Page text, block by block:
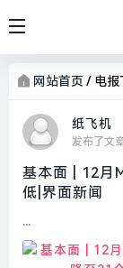
网站首页 / 电报
纸飞机
发布了文
基本面 | 12月
低|界面新闻
...